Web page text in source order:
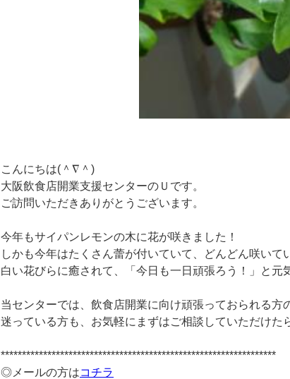
こんにちは(＾∇＾)
大阪飲食店開業支援センターのＵです。
ご訪問いただきありがとうございます。
今年もサイパンレモンの木に花が咲きました！
しかも今年はたくさん蕾が付いていて、どんどん咲いて
白い花びらに癒されて、「今日も一日頑張ろう！」と元
当センターでは、飲食店開業に向け頑張っておられる方
迷っている方も、お気軽にまずはご相談していただけた
*****************************************************************
◎メールの方はコチラ